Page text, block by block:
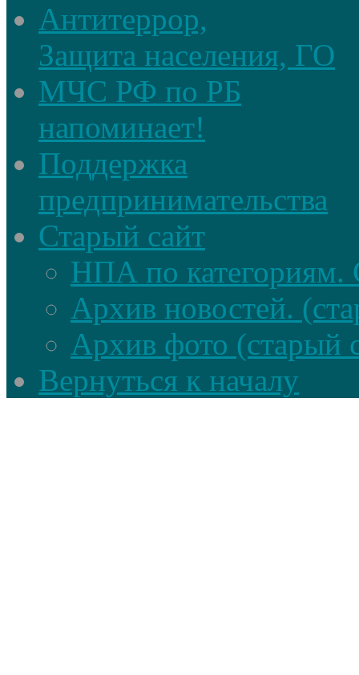
Антитеррор,
Защита населения, ГО
МЧС РФ по РБ
напоминает!
Поддержка
предпринимательства
Старый сайт
НПА по категориям.
Архив новостей.
Архив фото (старый
Вернуться к началу